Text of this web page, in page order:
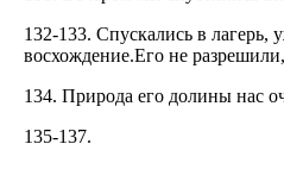
132-133. Спускались в лагерь,
восхождение.Его не
134. Природа его долины нас
135-137.